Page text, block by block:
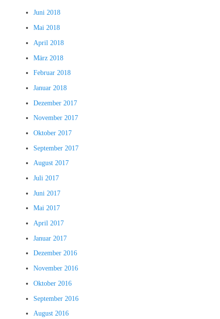
Juni 2018
Mai 2018
April 2018
März 2018
Februar 2018
Januar 2018
Dezember 2017
November 2017
Oktober 2017
September 2017
August 2017
Juli 2017
Juni 2017
Mai 2017
April 2017
Januar 2017
Dezember 2016
November 2016
Oktober 2016
September 2016
August 2016